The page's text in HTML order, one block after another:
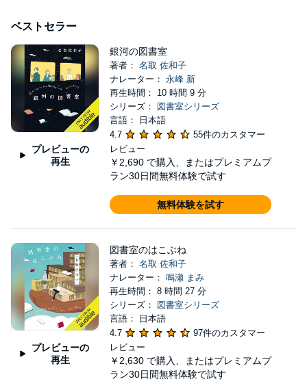
ベストセラー
プレビューの
再生
銀河の図書室
著者： 名取 佐和子
ナレーター： 永峰 新
再生時間： 10 時間 9 分
シリーズ：
図書室シリーズ
言語： 日本語
4.7
55件のカスタマー
レビュー
￥2,690 で購入、またはプレミアムプ
ラン30日間無料体験で試す
無料体験を試す
プレビューの
再生
図書室のはこぶね
著者： 名取 佐和子
ナレーター： 鳴瀬 まみ
再生時間： 8 時間 27 分
シリーズ：
図書室シリーズ
言語： 日本語
4.7
97件のカスタマー
レビュー
￥2,630 で購入、またはプレミアムプ
ラン30日間無料体験で試す